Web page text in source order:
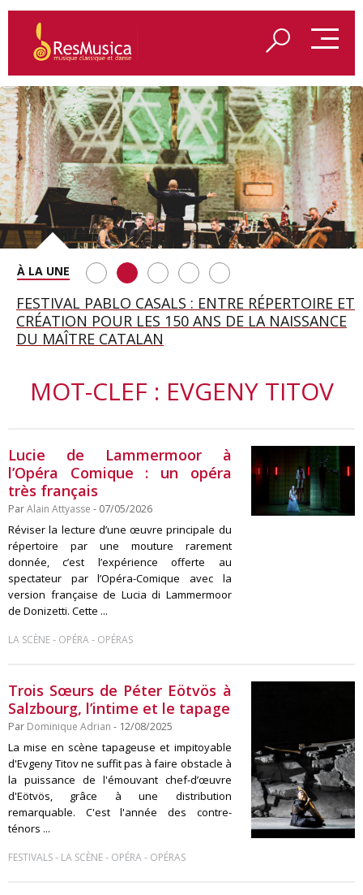
SAINT FRANÇOIS D’ASSISE À SALZBOURG, UNE
SOIRÉE IMMENSE PORTÉE PAR ROMEO
CASTELLUCCI ET MAXIME PASCAL
FESTIVAL PABLO CASALS : ENTRE RÉPERTOIRE ET
CRÉATION POUR LES 150 ANS DE LA NAISSANCE
DU MAÎTRE CATALAN
A BAYREUTH, LE 150E ANNIVERSAIRE DU RING
WAGNÉRIEN GÉNÉRÉ PAR L’IA
BETSY JOLAS FÊTE SON CENTIÈME
ANNIVERSAIRE
GEORGE BENJAMIN : « MES PARENTS AVAIENT
CETTE EXIGENCE DE L’OBJET CISELÉ »
MOT-CLEF : EVGENY TITOV
Lucie de Lammermoor à
l’Opéra Comique : un opéra
très français
ParAlain Attyasse - 07/05/2026
Réviser la lecture d’une œuvre principale du
répertoire par une mouture rarement
donnée, c’est l’expérience offerte au
spectateur par l’Opéra-Comique avec la
version française de Lucia di Lammermoor
de Donizetti. Cette ...
LA SCÈNE- OPÉRA- OPÉRAS
Trois Sœurs de Péter Eötvös à
Salzbourg, l’intime et le tapage
Par Dominique Adrian - 12/08/2025
La mise en scène tapageuse et impitoyable
d'Evgeny Titov ne suffit pas à faire obstacle à
la puissance de l'émouvant chef-d’œuvre
d'Eötvös, grâce à une distribution
remarquable. C'est l'année des contre-
ténors ...
FESTIVALS- LA SCÈNE- OPÉRA- OPÉRAS